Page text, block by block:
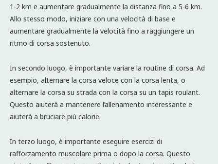
1-2 km e aumentare gradualmente la distanza fino a 5-6 km.
Allo stesso modo, iniziare con una velocità di base e
aumentare gradualmente la velocità fino a raggiungere un
ritmo di corsa sostenuto.
In secondo luogo, è importante variare la routine di corsa. Ad
esempio, alternare la corsa veloce con la corsa lenta, o
alternare la corsa su strada con la corsa su un tapis roulant.
Questo aiuterà a mantenere l’allenamento interessante e
aiuterà a bruciare più calorie.
In terzo luogo, è importante eseguire esercizi di
rafforzamento muscolare prima o dopo la corsa. Questo